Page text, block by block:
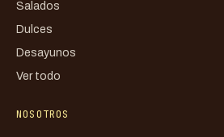
Salados
Dulces
Desayunos
Ver todo
NOSOTROS